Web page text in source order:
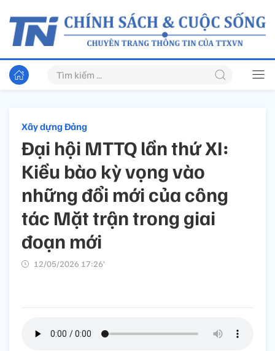
Xây dựng Đảng
Đại hội MTTQ lần thứ XI:
Kiều bào kỳ vọng vào
những đổi mới của công
tác Mặt trận trong giai
đoạn mới
12/05/2026 17:26’